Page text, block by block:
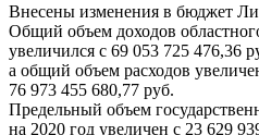
Внесены изменения в бюджет
Общий объем доходов
увеличился с 69 053 725 476,36
а общий объем расходов
76 973 455 680,77 руб.
Предельный объем
на 2020 год увеличен с 23 629